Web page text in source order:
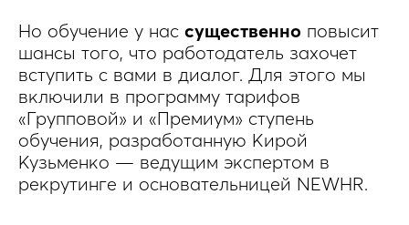
Но обучение у нас существенно повысит
шансы того, что работодатель захочет
вступить с вами в диалог. Для этого мы
включили в программу тарифов
«Групповой» и «Премиум» ступень
обучения, разработанную Кирой
Кузьменко — ведущим экспертом в
рекрутинге и основательницей NEWHR.